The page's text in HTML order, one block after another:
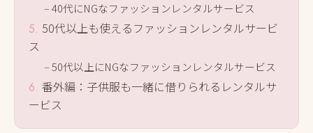
40代にNGなファッションレンタルサービス
50代以上も使えるファッションレンタルサービ
ス
50代以上にNGなファッションレンタルサービス
番外編：子供服も一緒に借りられるレンタルサ
ービス